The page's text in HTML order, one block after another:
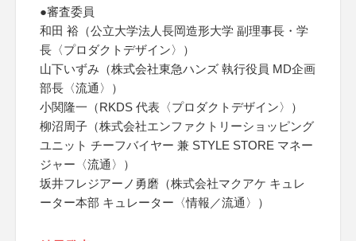
●審査委員
和田 裕（公立大学法人長岡造形大学 副理事長・学
長〈プロダクトデザイン〉）
山下いずみ（株式会社東急ハンズ 執行役員 MD企画
部長〈流通〉）
小関隆一（RKDS 代表〈プロダクトデザイン〉）
柳沼周子（株式会社エンファクトリーショッピング
ユニット チーフバイヤー 兼 STYLE STORE マネー
ジャー〈流通〉）
坂井フレジアーノ勇磨（株式会社マクアケ キュレ
ーター本部 キュレーター〈情報／流通〉）